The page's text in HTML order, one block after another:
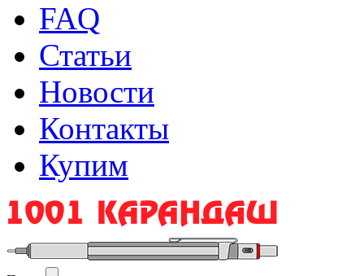
FAQ
Статьи
Новости
Контакты
Купим